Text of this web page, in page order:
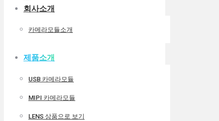
회사소개
카메라모듈소개
제품소개
USB 카메라모듈
MIPI 카메라모듈
LENS 상품으로 보기